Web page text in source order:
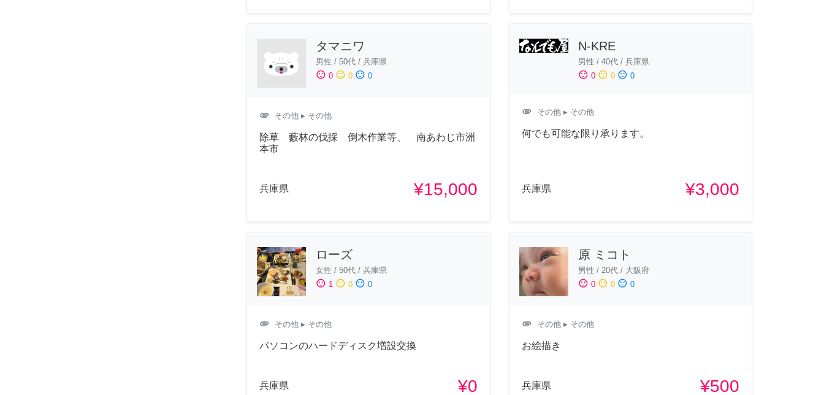
タマニワ
男性 / 50代 / 兵庫県
sentiment_satisfied 0 sentiment_neutral 0 sentiment_dissatisfied 0
attachment その他 ▸ その他
除草 藪林の伐採 倒木作業等、 南あわじ市洲
本市
兵庫県 ¥15,000
N-KRE
男性 / 40代/ 兵庫県
sentiment_satisfied 0 sentiment_neutral 0 sentiment_dissatisfied 0
attachment その他▸ その他
何でも可能な限り承ります。
兵庫県 ¥3,000
ローズ
女性 / 50代 / 兵庫県
sentiment_satisfied 1 sentiment_neutral 0 sentiment_dissatisfied 0
attachment その他 ▸ その他
パソコンのハードディスク増設交換
兵庫県 ¥0
原 ミコト
男性 / 20代/ 大阪府
sentiment_satisfied 0 sentiment_neutral 0 sentiment_dissatisfied 0
attachment その他▸ その他
お絵描き
兵庫県 ¥500